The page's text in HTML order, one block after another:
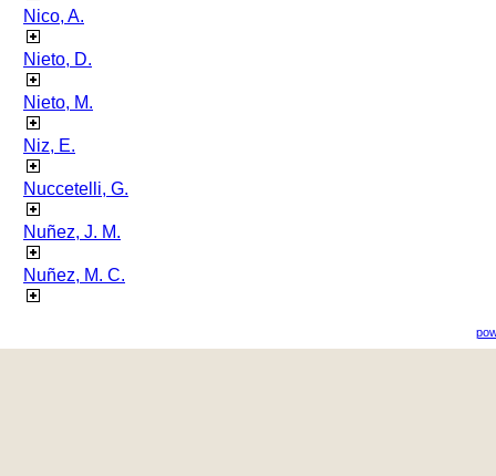
Nico, A.
Nieto, D.
Nieto, M.
Niz, E.
Nuccetelli, G.
Nuñez, J. M.
Nuñez, M. C.